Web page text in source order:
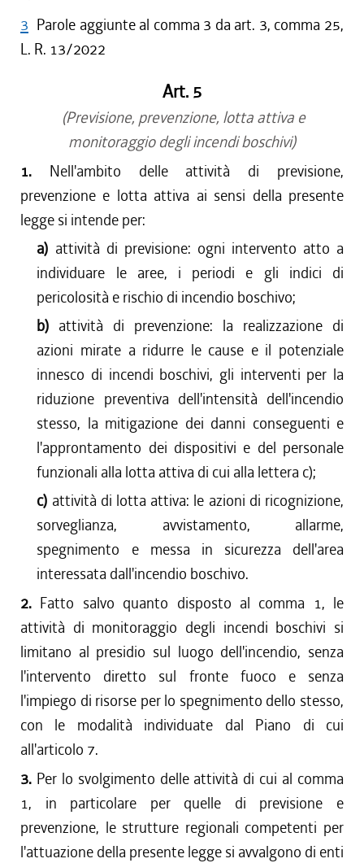
3 Parole aggiunte al comma 3 da art. 3, comma 25,
L. R. 13/2022
Art. 5
(Previsione, prevenzione, lotta attiva e
monitoraggio degli incendi boschivi)
1. Nell'ambito delle attività di previsione,
prevenzione e lotta attiva ai sensi della presente
legge si intende per:
a) attività di previsione: ogni intervento atto a
individuare le aree, i periodi e gli indici di
pericolosità e rischio di incendio boschivo;
b) attività di prevenzione: la realizzazione di
azioni mirate a ridurre le cause e il potenziale
innesco di incendi boschivi, gli interventi per la
riduzione preventiva dell'intensità dell'incendio
stesso, la mitigazione dei danni conseguenti e
l'approntamento dei dispositivi e del personale
funzionali alla lotta attiva di cui alla lettera c);
c) attività di lotta attiva: le azioni di ricognizione,
sorveglianza, avvistamento, allarme,
spegnimento e messa in sicurezza dell'area
interessata dall'incendio boschivo.
2. Fatto salvo quanto disposto al comma 1, le
attività di monitoraggio degli incendi boschivi si
limitano al presidio sul luogo dell'incendio, senza
l'intervento diretto sul fronte fuoco e senza
l'impiego di risorse per lo spegnimento dello stesso,
con le modalità individuate dal Piano di cui
all'articolo 7.
3. Per lo svolgimento delle attività di cui al comma
1, in particolare per quelle di previsione e
prevenzione, le strutture regionali competenti per
l'attuazione della presente legge si avvalgono di enti